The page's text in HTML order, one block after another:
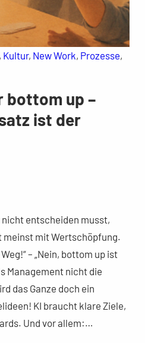
, Kultur, New Work, Prozesse
bottom up –
ist der
nicht entscheiden musst,
meinst mit Wertschöpfung.
– „Nein, bottom up ist
Management nicht die
das Ganze doch ein
KI braucht klare Ziele,
Und vor allem:…